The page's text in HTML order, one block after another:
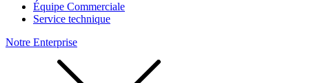
Équipe Commerciale
Service technique
Notre Enterprise